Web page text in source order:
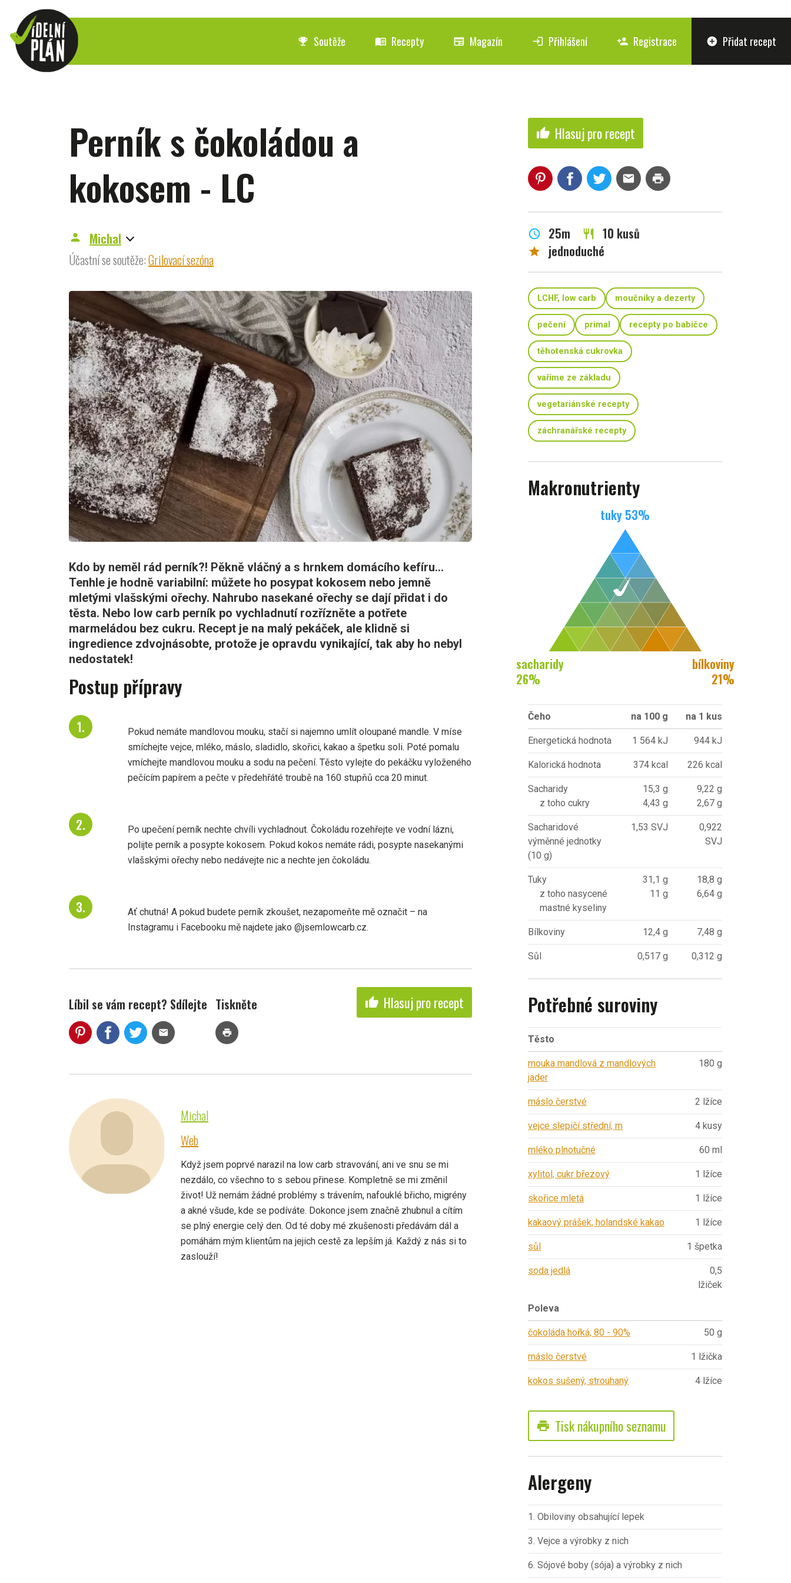
emoji_events Soutěže menu_book Recepty newspaper Magazín login Přihlášení person_add Registrace add_circle Přidat recept
Perník s čokoládou a
kokosem - LC
person
Michal
Účastní se soutěže:Grilovací sezóna
Kdo by neměl rád perník?! Pěkně vláčný a s hrnkem domácího kefíru…
Tenhle je hodně variabilní: můžete ho posypat kokosem nebo jemně
mletými vlašskými ořechy. Nahrubo nasekané ořechy se dají přidat i do
těsta. Nebo low carb perník po vychladnutí rozřízněte a potřete
marmeládou bez cukru. Recept je na malý pekáček, ale klidně si
ingredience zdvojnásobte, protože je opravdu vynikající, tak aby ho nebyl
nedostatek!
Postup přípravy
Pokud nemáte mandlovou mouku, stačí si najemno umlít oloupané mandle. V míse
smíchejte vejce, mléko, máslo, sladidlo, skořici, kakao a špetku soli. Poté pomalu
vmíchejte mandlovou mouku a sodu na pečení. Těsto vylejte do pekáčku vyloženého
pečícím papírem a pečte v předehřáté troubě na 160 stupňů cca 20 minut.
Po upečení perník nechte chvíli vychladnout. Čokoládu rozehřejte ve vodní lázni,
polijte perník a posypte kokosem. Pokud kokos nemáte rádi, posypte nasekanými
vlašskými ořechy nebo nedávejte nic a nechte jen čokoládu.
Ať chutná! A pokud budete perník zkoušet, nezapomeňte mě označit – na
Instagramu i Facebooku mě najdete jako @jsemlowcarb.cz.
Líbil se vám recept? Sdílejte
mail
Tiskněte
print
thumb_up Hlasuj pro recept
Michal
Web
Když jsem poprvé narazil na low carb stravování, ani ve snu se mi
nezdálo, co všechno to s sebou přinese. Kompletně se mi změnil
život! Už nemám žádné problémy s trávením, nafouklé břicho, migrény
a akné všude, kde se podíváte. Dokonce jsem značně zhubnul a cítím
se plný energie celý den. Od té doby mé zkušenosti předávám dál a
pomáhám mým klientům na jejich cestě za lepším já. Každý z nás si to
zaslouží!
thumb_up Hlasuj pro recept
mail print
schedule 25m restaurant 10 kusů
star jednoduché
LCHF, low carb moučníky a dezerty
pečení primal recepty po babičce
těhotenská cukrovka
vaříme ze základu
vegetariánské recepty
záchranářské recepty
Makronutrienty
tuky 53%
sacharidy
26%
bílkoviny
21%
Čeho na 100 g na 1 kus
Energetická hodnota 1 564 kJ 944 kJ
Kalorická hodnota 374 kcal 226 kcal
Sacharidy
z toho cukry
15,3 g
4,43 g
9,22 g
2,67 g
Sacharidové
výměnné jednotky
(10 g)
1,53 SVJ
0,922
SVJ
Tuky
z toho nasycené
mastné kyseliny
31,1 g
11 g
18,8 g
6,64 g
Bílkoviny 12,4 g 7,48 g
Sůl 0,517 g 0,312 g
Potřebné suroviny
Těsto
mouka mandlová z mandlových
jader
180 g
máslo čerstvé 2 lžíce
vejce slepičí střední, m 4 kusy
mléko plnotučné 60 ml
xylitol, cukr březový 1 lžíce
skořice mletá 1 lžíce
kakaový prášek, holandské kakao 1 lžíce
sůl 1 špetka
soda jedlá
0,5
lžiček
Poleva
čokoláda hořká, 80 - 90% 50 g
máslo čerstvé 1 lžička
kokos sušený, strouhaný 4 lžíce
print Tisk nákupního seznamu
Alergeny
1. Obiloviny obsahující lepek
3. Vejce a výrobky z nich
6. Sójové boby (sója) a výrobky z nich